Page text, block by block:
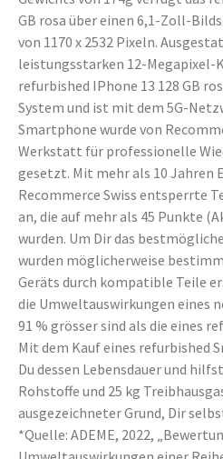
GB rosa über einen 6,1-Zoll-
von 1170 x 2532 Pixeln.
leistungsstarken 12-Megapixel-
refurbished IPhone 13 128 GB
System und ist mit dem 5G-
Smartphone wurde von
Werkstatt für professionelle
gesetzt. Mit mehr als 10 Jahren
Recommerce Swiss entsperrte
an, die auf mehr als 45 Punkte
wurden. Um Dir das
wurden möglicherweise
Geräts durch kompatible Teile
die Umweltauswirkungen eines
91 % grösser sind als die eines
Mit dem Kauf eines refurbished
Du dessen Lebensdauer und
Rohstoffe und 25 kg
ausgezeichneter Grund, Dir
*Quelle: ADEME, 2022,